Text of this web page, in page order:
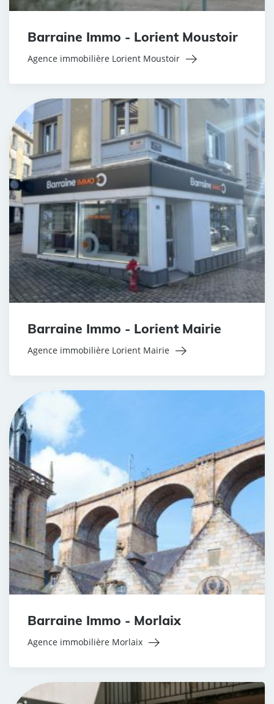
Barraine Immo - Lorient Moustoir
Agence immobilière Lorient Moustoir
Barraine Immo - Lorient Mairie
Agence immobilière Lorient Mairie
Barraine Immo - Morlaix
Agence immobilière Morlaix